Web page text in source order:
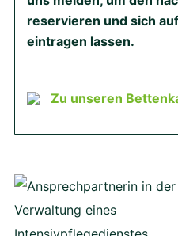
reservieren und sich
eintragen lassen.
Zu unseren